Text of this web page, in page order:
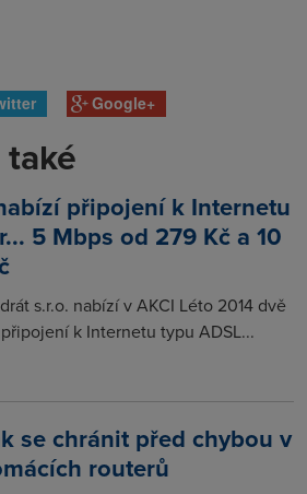
Google+
připojení k Internetu
5 Mbps od 279 Kč a 10
s.r.o. nabízí v AKCI Léto 2014 dvě
k Internetu typu ADSL...
se chránit před chybou v
routerů